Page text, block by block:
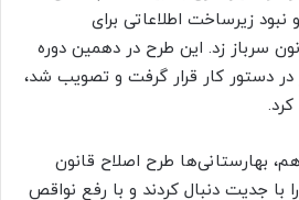
زیرساخت اطلاعاتی برای
سرباز زد. این طرح در دهمین دوره
دستور کار قرار گرفت و تصویب شد،
بهارستانی‌ها طرح اصلاح قانون
با جدیت دنبال کردند و با رفع نواقص